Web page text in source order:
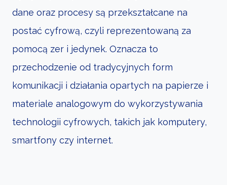
dane oraz procesy są przekształcane na
postać cyfrową, czyli reprezentowaną za
pomocą zer i jedynek. Oznacza to
przechodzenie od tradycyjnych form
komunikacji i działania opartych na papierze i
materiale analogowym do wykorzystywania
technologii cyfrowych, takich jak komputery,
smartfony czy internet.